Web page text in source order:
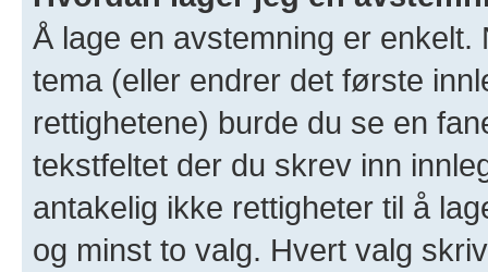
Å lage en avstemning er
tema (eller endrer det første
rettighetene) burde du se en
tekstfeltet der du skrev inn
antakelig ikke rettigheter til å
og minst to valg. Hvert valg